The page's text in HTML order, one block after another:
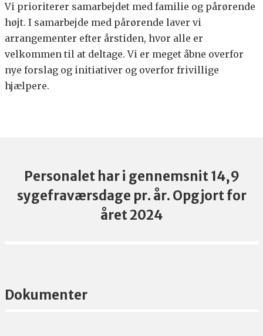
Vi prioriterer samarbejdet med familie og pårørende
højt. I samarbejde med pårørende laver vi
arrangementer efter årstiden, hvor alle er
velkommen til at deltage. Vi er meget åbne overfor
nye forslag og initiativer og overfor frivillige
hjælpere.
Personalet har i gennemsnit 14,9
sygefraværsdage pr. år. Opgjort for
året 2024
Dokumenter